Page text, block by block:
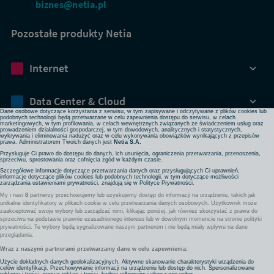
biznes@netia.pl
Pozostałe produkty Netia
Internet
Data Center & Cloud
Bezpieczeństwo
Rozwiązania sieciowe
Komunikacja
Pozostałe usługi
My i nasi 8 partnerzy przechowujemy lub uzyskujemy dostęp do informacji na urządzeniu, takich jak
unikalne identyfikatory w plikach cookie w celu przetwarzania danych osobowych. Użytkownik może
zaakceptować swoje wybory lub zarządzać nimi, klikając poniżej, jak również skorzystać z prawa do
sprzeciwu na podstawie prawnie uzasadnionego interesu lub w dowolnym momencie na stronie polityki
prywatności. Te wybory będą sygnalizowane naszym partnerom i nie będą miały wpływu na dane
przeglądania.
Używamy plików cookies lub podobnych technologii w celu zapewnienia Ci dostępu do serwisu,
usprawniania jego działania, profilowania i wyświetlania treści dopasowanych do Twoich potrzeb. W
może spowodować brak dostępu do niektórych funkcji serwisu.
Dane osobowe dotyczące korzystania z serwisu, w tym zapisywane i odczytywane z plików cookies lub
podobnych technologii będą przetwarzane w celu zapewnienia dostępu do serwisu, w celach
marketingowych, w tym profilowania, w celach wewnętrznych związanych ze świadczeniem usług oraz
prowadzeniem działalności gospodarczej, w tym dowodowych, analitycznych i statystycznych,
wykrywania i eliminowania nadużyć oraz w celu wykonywania obowiązków wynikających z przepisów
prawa. Administratorem Twoich danych jest Netia S.A.
Przysługuje Ci prawo do dostępu do danych, ich usunięcia, ograniczenia przetwarzania, przenoszenia,
sprzeciwu, sprostowania oraz cofnięcia zgód w każdym czasie.
Szczegółowe informacje dotyczące przetwarzania danych oraz przysługujących Ci uprawnień,
informacje dotyczące plików cookies lub podobnych technologii, w tym dotyczące możliwości
zarządzania ustawieniami prywatności, znajdują się w Polityce Prywatności.
Wraz z naszymi partnerami przetwarzamy dane w celu zapewnienia:
Użycie dokładnych danych geolokalizacyjnych. Aktywne skanowanie charakterystyki urządzenia do
celów identyfikacji. Przechowywanie informacji na urządzeniu lub dostęp do nich. Spersonalizowane